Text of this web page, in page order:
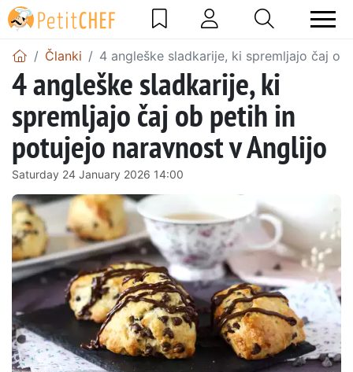
Članki 4 angleške sladkarije, ki spremljajo čaj
4 angleške sladkarije, ki
spremljajo čaj ob petih in
potujejo naravnost v Anglijo
Saturday 24 January 2026 14:00